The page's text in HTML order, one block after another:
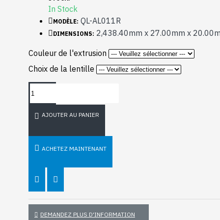
In Stock
MODÈLE: QL-AL011R
DIMENSIONS: 2,438.40mm x 27.00mm x
Couleur de l'extrusion
Choix de la lentille
AJOUTER AU PANIER
ACHETEZ MAINTENANT
DEMANDEZ PLUS D'INFORMATION